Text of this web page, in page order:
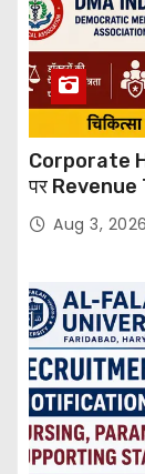
Corporate
पर Revenue
बड़ा कदम,
Aug 3, 2026